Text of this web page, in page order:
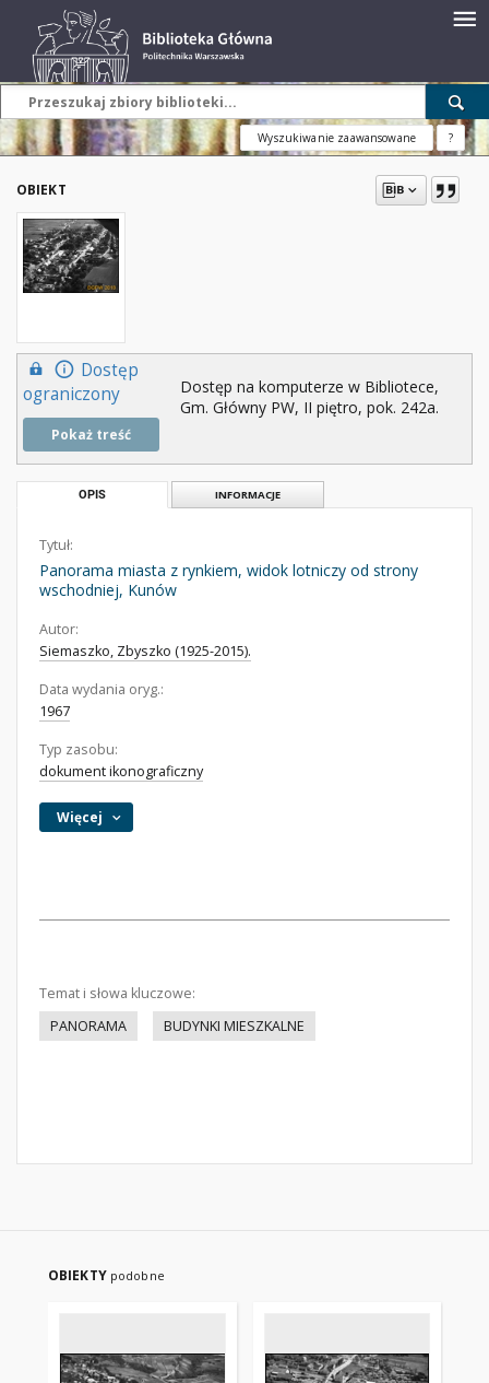
Wyszukiwanie zaawansowane ?
OBIEKT
Dostęp
ograniczony
Pokaż treść
Dostęp na komputerze w Bibliotece,
Gm. Główny PW, II piętro, pok. 242a.
OPIS INFORMACJE
Tytuł:
Panorama miasta z rynkiem, widok lotniczy od strony
wschodniej, Kunów
Autor:
Siemaszko, Zbyszko (1925-2015).
Data wydania oryg.:
1967
Typ zasobu:
dokument ikonograficzny
Więcej
Temat i słowa kluczowe:
PANORAMA
BUDYNKI MIESZKALNE
OBIEKTY podobne